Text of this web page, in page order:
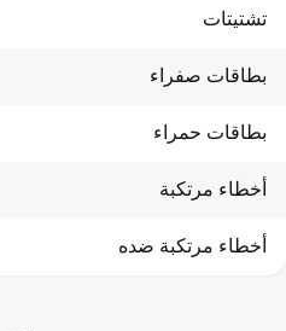
تشتيتات
بطاقات صفراء
بطاقات حمراء
أخطاء مرتكبة
أخطاء مرتكبة ضده